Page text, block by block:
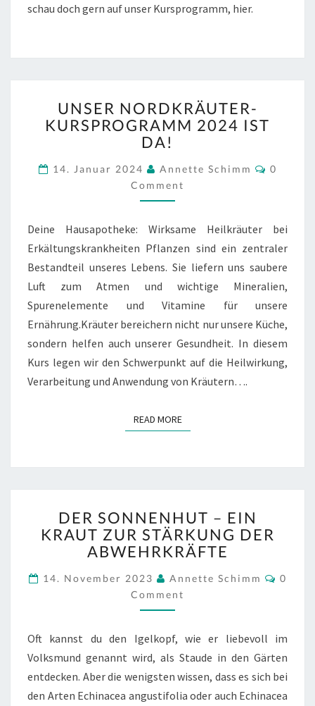
schau doch gern auf unser Kursprogramm, hier.
NORDKRÄUTER-
KURSPROGRAMM
2024
DA!
UNSER NORDKRÄUTER-
KURSPROGRAMM 2024 IST
DA!
14. Januar 2024 Annette Schimm
0
Comment
Deine Hausapotheke: Wirksame Heilkräuter bei
Erkältungskrankheiten Pflanzen sind ein zentraler
Bestandteil unseres Lebens. Sie liefern uns saubere
Luft zum Atmen und wichtige Mineralien,
Spurenelemente und Vitamine für unsere
Ernährung.Kräuter bereichern nicht nur unsere Küche,
sondern helfen auch unserer Gesundheit. In diesem
Kurs legen wir den Schwerpunkt auf die Heilwirkung,
Verarbeitung und Anwendung von Kräutern….
READ MOREREAD MORE
SONNENHUT
–
EIN
ZUR
STÄRKUNG
DER
DER SONNENHUT – EIN
KRAUT ZUR STÄRKUNG DER
ABWEHRKRÄFTE
14. November 2023 Annette Schimm
0
Comment
Oft kannst du den Igelkopf, wie er liebevoll im
Volksmund genannt wird, als Staude in den Gärten
entdecken. Aber die wenigsten wissen, dass es sich bei
den Arten Echinacea angustifolia oder auch Echinacea